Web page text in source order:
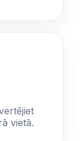
vietā.